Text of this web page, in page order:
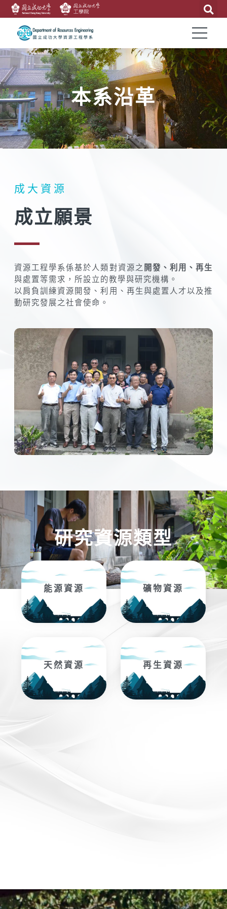
本系沿革
成大資源
成立願景
資源工程學系係基於人類對資源之 開發、利用、再生
與處置等需求，所設立的教學與研究機構。
以肩負訓練資源開發、利用、再生與處置人才以及推
動研究發展之社會使命。
研究資源類型
能源資源 礦物資源
天然資源 再生資源